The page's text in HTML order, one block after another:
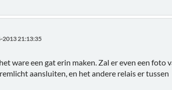
2013 21:13:35
ware een gat erin maken. Zal er even een
aansluiten, en het andere relais er tussen